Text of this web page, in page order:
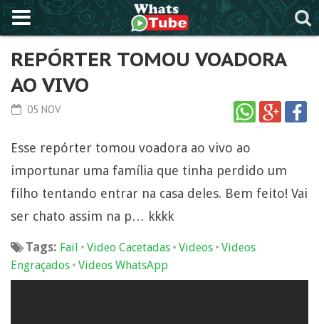
REPÓRTER TOMOU VOADORA
AO VIVO
05 NOV
Esse repórter tomou voadora ao vivo ao
importunar uma família que tinha perdido um
filho tentando entrar na casa deles. Bem feito! Vai
ser chato assim na p… kkkk
Tags: Fail • Video Cacetadas • Videos • Videos
Engraçados • Videos WhatsApp